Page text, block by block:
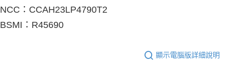
NCC：CCAH23LP4790T2
BSMI：R45690
顯示電腦版詳細說明